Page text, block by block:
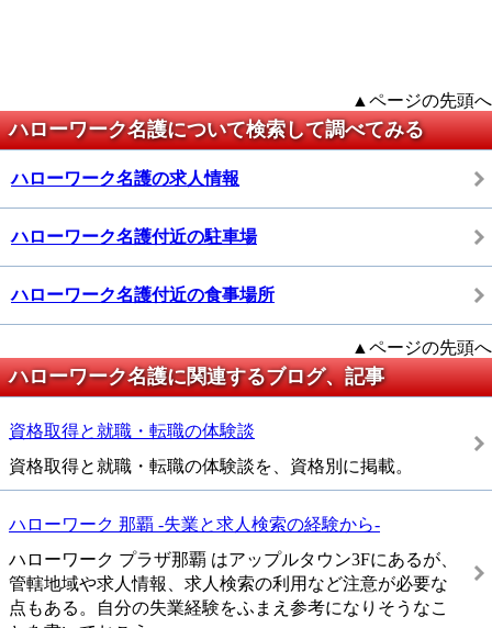
▲ページの先頭へ
ハローワーク名護について検索して調べてみる
ハローワーク名護の求人情報
ハローワーク名護付近の駐車場
ハローワーク名護付近の食事場所
▲ページの先頭へ
ハローワーク名護に関連するブログ、記事
資格取得と就職・転職の体験談
資格取得と就職・転職の体験談を、資格別に掲載。
ハローワーク 那覇 -失業と求人検索の経験から-
ハローワーク プラザ那覇 はアップルタウン3Fにあるが、
管轄地域や求人情報、求人検索の利用など注意が必要な
点もある。自分の失業経験をふまえ参考になりそうなこ